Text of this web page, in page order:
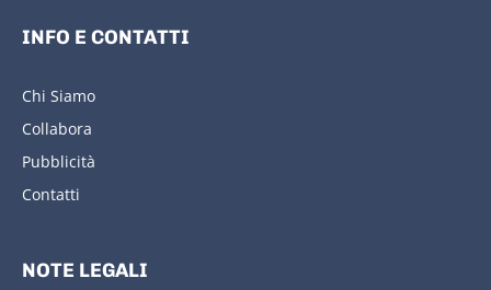
INFO E CONTATTI
Chi Siamo
Collabora
Pubblicità
Contatti
NOTE LEGALI